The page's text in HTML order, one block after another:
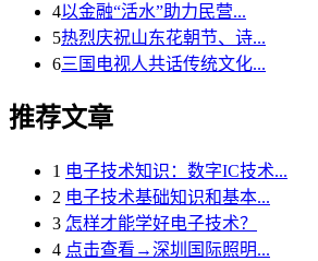
4以金融“活水”助力民营...
5热烈庆祝山东花朝节、诗...
6三国电视人共话传统文化...
推荐文章
1 电子技术知识：数字IC技术...
2 电子技术基础知识和基本...
3 怎样才能学好电子技术？
4 点击查看→深圳国际照明...